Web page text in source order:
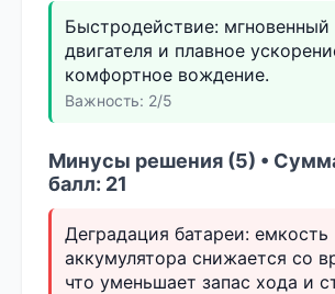
Быстродействие: мгновенный
двигателя и плавное
комфортное вождение.
Важность: 2/5
Минусы решения (5) •
балл: 21
Деградация батареи: емкость
аккумулятора снижается со
что уменьшает запас хода и